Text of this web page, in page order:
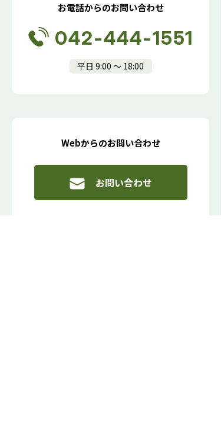
お電話からのお問い合わせ
042-444-1551
平日 9:00 〜 18:00
Webからのお問い合わせ
お問い合わせ